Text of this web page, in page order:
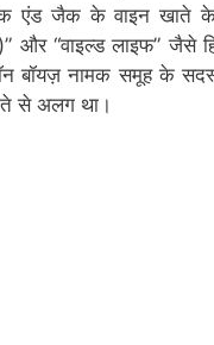
एंड जैक के वाइन खाते
और “वाइल्ड लाइफ” जैसे
बॉयज़ नामक समूह के
से अलग था।